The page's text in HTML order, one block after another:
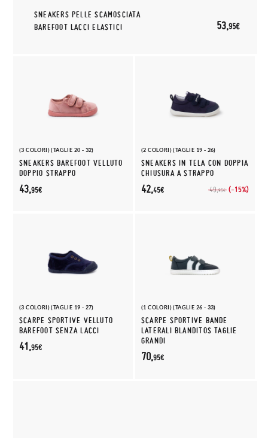
SNEAKERS PELLE SCAMOSCIATA
BAREFOOT LACCI ELASTICI
53,95€
(3 COLORI) (TAGLIE 20 - 32)
SNEAKERS BAREFOOT VELLUTO
DOPPIO STRAPPO
43,95€
(2 COLORI) (TAGLIE 19 - 26)
SNEAKERS IN TELA CON DOPPIA
CHIUSURA A STRAPPO
49,95€ (-15%)
42,45€
(3 COLORI) (TAGLIE 19 - 27)
SCARPE SPORTIVE VELLUTO
BAREFOOT SENZA LACCI
41,95€
(1 COLORI) (TAGLIE 26 - 33)
SCARPE SPORTIVE BANDE
LATERALI BLANDITOS TAGLIE
GRANDI
70,95€